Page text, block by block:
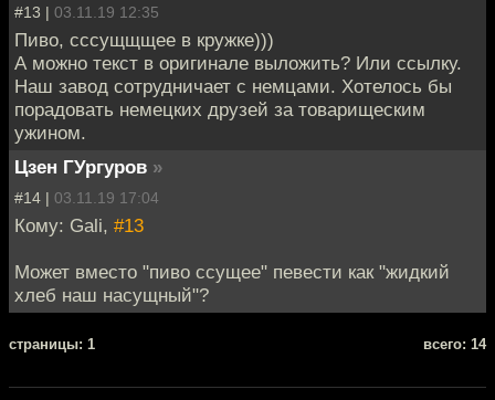
#13 | 03.11.19 12:35
Пиво, сссущщщее в кружке)))
А можно текст в оригинале выложить? Или ссылку.
Наш завод сотрудничает с немцами. Хотелось бы
порадовать немецких друзей за товарищеским
ужином.
Цзен ГУргуров »
#14 | 03.11.19 17:04
Кому: Gali, #13
Может вместо "пиво ссущее" певести как "жидкий
хлеб наш насущный"?
cтраницы: 1 всего: 14